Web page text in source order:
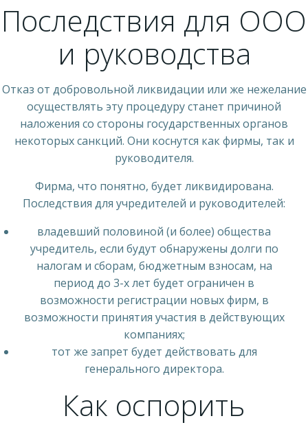
Последствия для ООО
и руководства
Отказ от добровольной ликвидации или же нежелание
осуществлять эту процедуру станет причиной
наложения со стороны государственных органов
некоторых санкций. Они коснутся как фирмы, так и
руководителя.
Фирма, что понятно, будет ликвидирована.
Последствия для учредителей и руководителей:
владевший половиной (и более) общества
учредитель, если будут обнаружены долги по
налогам и сборам, бюджетным взносам, на
период до 3-х лет будет ограничен в
возможности регистрации новых фирм, в
возможности принятия участия в действующих
компаниях;
тот же запрет будет действовать для
генерального директора.
Как оспорить